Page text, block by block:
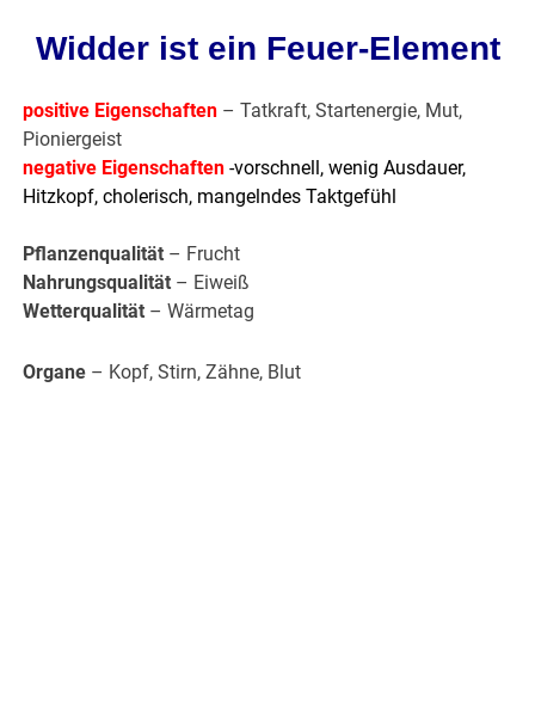
Widder ist ein Feuer-Element
positive Eigenschaften – Tatkraft, Startenergie, Mut,
Pioniergeist
negative Eigenschaften-vorschnell, wenig Ausdauer,
Hitzkopf, cholerisch, mangelndes Taktgefühl
Pflanzenqualität – Frucht
Nahrungsqualität – Eiweiß
Wetterqualität – Wärmetag
Organe – Kopf, Stirn, Zähne, Blut